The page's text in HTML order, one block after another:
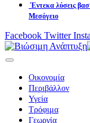
Έντεκα λύσεις
Μεσόγειο
Facebook Twitter
Οικονομία
Περιβάλλον
Υγεία
Τρόφιμα
Γεωργία